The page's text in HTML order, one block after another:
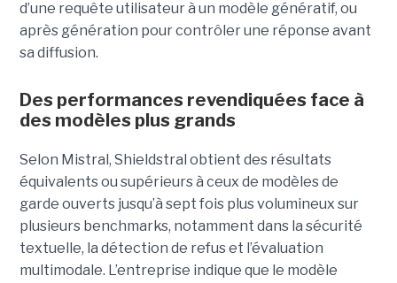
d’une requête utilisateur à un modèle génératif, ou
après génération pour contrôler une réponse avant
sa diffusion.
Des performances revendiquées face à
des modèles plus grands
Selon Mistral, Shieldstral obtient des résultats
équivalents ou supérieurs à ceux de modèles de
garde ouverts jusqu’à sept fois plus volumineux sur
plusieurs benchmarks, notamment dans la sécurité
textuelle, la détection de refus et l’évaluation
multimodale. L’entreprise indique que le modèle